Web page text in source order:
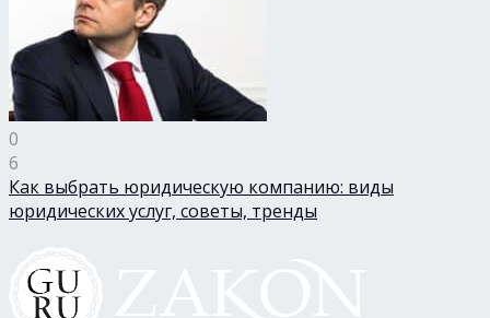
0
6
Как выбрать юридическую компанию: виды
юридических услуг, советы, тренды